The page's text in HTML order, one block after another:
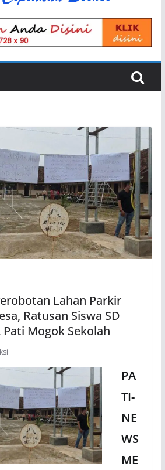
Lahan Parkir
Ratusan Siswa SD
Mogok Sekolah
PA
TI-
NE
WS
ME